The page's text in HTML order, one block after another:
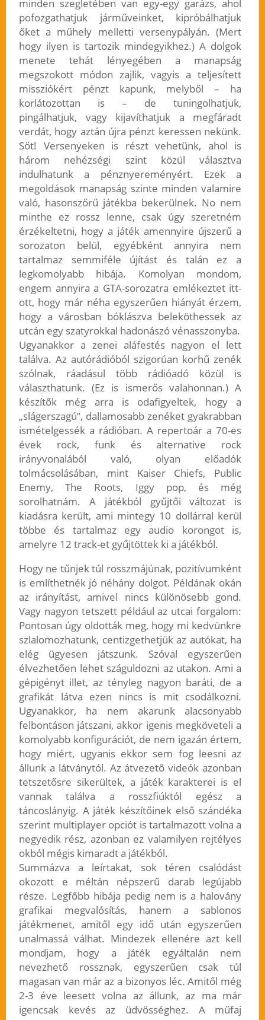
minden szegletében van egy-egy garázs, ahol
pofozgathatjuk járműveinket, kipróbálhatjuk
őket a műhely melletti versenypályán. (Mert
hogy ilyen is tartozik mindegyikhez.) A dolgok
menete tehát lényegében a manapság
megszokott módon zajlik, vagyis a teljesített
missziókért pénzt kapunk, melyből – ha
korlátozottan is – de tuningolhatjuk,
pingálhatjuk, vagy kijavíthatjuk a megfáradt
verdát, hogy aztán újra pénzt keressen nekünk.
Sőt! Versenyeken is részt vehetünk, ahol is
három nehézségi szint közül választva
indulhatunk a pénznyereményért. Ezek a
megoldások manapság szinte minden valamire
való, hasonszőrű játékba bekerülnek. No nem
minthe ez rossz lenne, csak úgy szeretném
érzékeltetni, hogy a játék amennyire újszerű a
sorozaton belül, egyébként annyira nem
tartalmaz semmiféle újítást és talán ez a
legkomolyabb hibája. Komolyan mondom,
engem annyira a GTA-sorozatra emlékeztet itt-
ott, hogy már néha egyszerűen hiányát érzem,
hogy a városban bóklászva beleköthessek az
utcán egy szatyrokkal hadonászó vénasszonyba.
Ugyanakkor a zenei aláfestés nagyon el lett
találva. Az autórádióból szigorúan korhű zenék
szólnak, ráadásul több rádióadó közül is
választhatunk. (Ez is ismerős valahonnan.) A
készítők még arra is odafigyeltek, hogy a
„slágerszagú”, dallamosabb zenéket gyakrabban
ismételgessék a rádióban. A repertoár a 70-es
évek rock, funk és alternative rock
irányvonalából való, olyan előadók
tolmácsolásában, mint Kaiser Chiefs, Public
Enemy, The Roots, Iggy pop, és még
sorolhatnám. A játékból gyűjtői változat is
kiadásra került, ami mintegy 10 dollárral kerül
többe és tartalmaz egy audio korongot is,
amelyre 12 track-et gyűjtöttek ki a játékból.
Hogy ne tűnjek túl rosszmájúnak, pozitívumként
is említhetnék jó néhány dolgot. Példának okán
az irányítást, amivel nincs különösebb gond.
Vagy nagyon tetszett például az utcai forgalom:
Pontosan úgy oldották meg, hogy mi kedvünkre
szlalomozhatunk, centizgethetjük az autókat, ha
elég ügyesen játszunk. Szóval egyszerűen
élvezhetően lehet száguldozni az utakon. Ami a
gépigényt illet, az tényleg nagyon baráti, de a
grafikát látva ezen nincs is mit csodálkozni.
Ugyanakkor, ha nem akarunk alacsonyabb
felbontáson játszani, akkor igenis megköveteli a
komolyabb konfigurációt, de nem igazán értem,
hogy miért, ugyanis ekkor sem fog leesni az
állunk a látványtól. Az átvezető videók azonban
tetszetősre sikerültek, a játék karakterei is el
vannak találva a rosszfiúktól egész a
táncoslányig. A játék készítőinek első szándéka
szerint multiplayer opciót is tartalmazott volna a
negyedik rész, azonban ez valamilyen rejtélyes
okból mégis kimaradt a játékból.
Summázva a leírtakat, sok téren csalódást
okozott e méltán népszerű darab legújabb
része. Legfőbb hibája pedig nem is a halovány
grafikai megvalósítás, hanem a sablonos
játékmenet, amitől egy idő után egyszerűen
unalmassá válhat. Mindezek ellenére azt kell
mondjam, hogy a játék egyáltalán nem
nevezhető rossznak, egyszerűen csak túl
magasan van már az a bizonyos léc. Amitől még
2-3 éve leesett volna az állunk, az ma már
igencsak kevés az üdvösséghez. A műfaj